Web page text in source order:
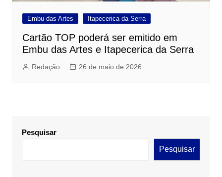
Embu das Artes Itapecerica da Serra
Cartão TOP poderá ser emitido em
Embu das Artes e Itapecerica da Serra
Redação 26 de maio de 2026
Pesquisar
Pesquisar